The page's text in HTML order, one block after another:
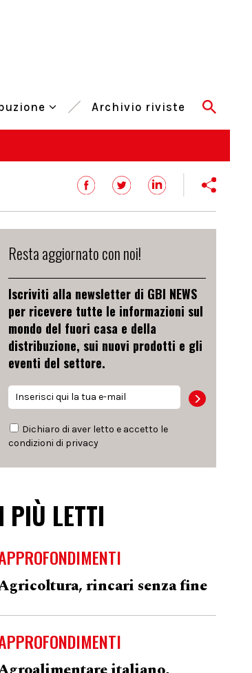
Archivio riviste
Resta aggiornato con noi!
Iscriviti alla newsletter di GBI NEWS
per ricevere tutte le informazioni sul
mondo del fuori casa e della
distribuzione, sui nuovi prodotti e gli
eventi del settore.
Dichiaro di aver letto e accetto le
condizioni di privacy
I PIÙ LETTI
rincari senza fine